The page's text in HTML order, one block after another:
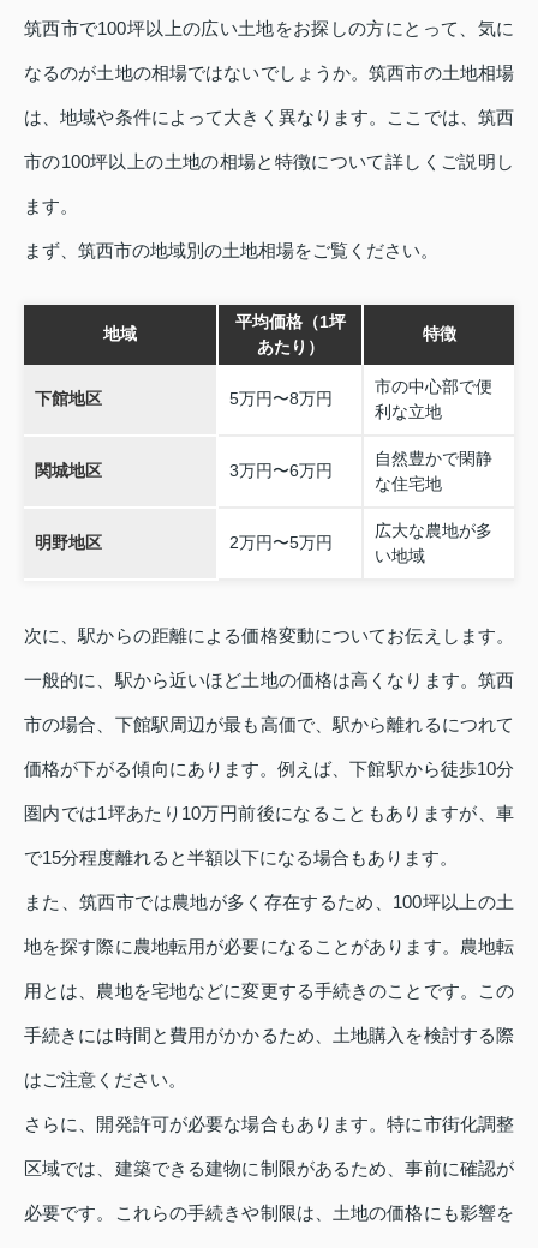
筑西市で100坪以上の広い土地をお探しの方にとって、気に
なるのが土地の相場ではないでしょうか。筑西市の土地相場
は、地域や条件によって大きく異なります。ここでは、筑西
市の100坪以上の土地の相場と特徴について詳しくご説明し
ます。
まず、筑西市の地域別の土地相場をご覧ください。
地域
平均価格（1坪
あたり）
特徴
下館地区 5万円〜8万円
市の中心部で便
利な立地
関城地区 3万円〜6万円
自然豊かで閑静
な住宅地
明野地区 2万円〜5万円
広大な農地が多
い地域
次に、駅からの距離による価格変動についてお伝えします。
一般的に、駅から近いほど土地の価格は高くなります。筑西
市の場合、下館駅周辺が最も高価で、駅から離れるにつれて
価格が下がる傾向にあります。例えば、下館駅から徒歩10分
圏内では1坪あたり10万円前後になることもありますが、車
で15分程度離れると半額以下になる場合もあります。
また、筑西市では農地が多く存在するため、100坪以上の土
地を探す際に農地転用が必要になることがあります。農地転
用とは、農地を宅地などに変更する手続きのことです。この
手続きには時間と費用がかかるため、土地購入を検討する際
はご注意ください。
さらに、開発許可が必要な場合もあります。特に市街化調整
区域では、建築できる建物に制限があるため、事前に確認が
必要です。これらの手続きや制限は、土地の価格にも影響を